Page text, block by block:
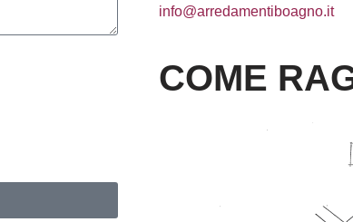
info@arredamentiboagno.it
COME